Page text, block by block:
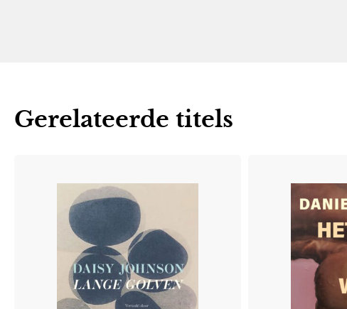
Gerelateerde titels